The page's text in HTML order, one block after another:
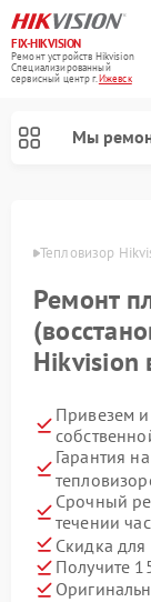
FIX-HIKVISION
Ремонт устройств Hikvision
Специализированный
cервисный центр г.Ижевск
Мы
Тепловизор
Ремонт
Hikvision
Привезем
Гарантия
Срочный
течении
Скидка для
Получите